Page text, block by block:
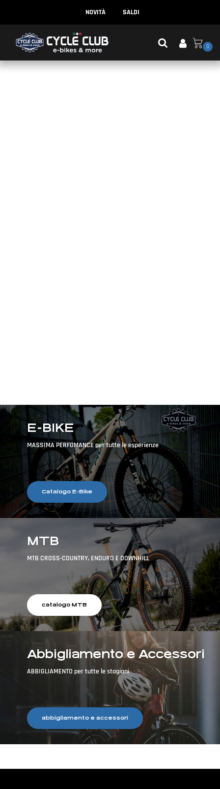
NOVITÀ SALDI
0
E-BIKE
MASSIMA PERFOMANCE per tutte le esperienze
Catalogo E-Bike
MTB
MTB CROSS-COUNTRY, ENDURO E DOWNHILL
catalogo MTB
Abbigliamento e Accessori
ABBIGLIAMENTO per tutte le stagioni
abbigliamento e accessori